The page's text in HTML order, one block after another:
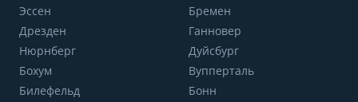
Эссен
Бремен
Дрезден
Ганновер
Нюрнберг
Дуйсбург
Бохум
Вупперталь
Билефельд
Бонн